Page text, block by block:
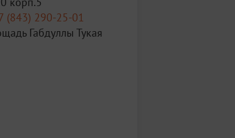
(843) 290-25-01
Габдуллы Тукая